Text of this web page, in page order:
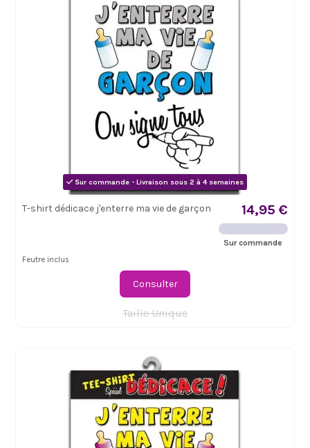
Sur commande - Livraison sous 2 à 4 semaines
T-shirt dédicace j'enterre ma vie de garçon 14,95 €
Sur commande
Feutre inclus
Consulter
Taille Unique